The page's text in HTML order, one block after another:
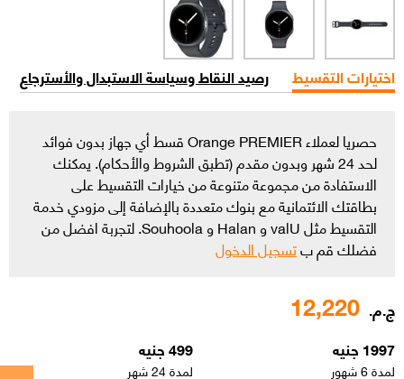
اختيارات التقسيط رصيد النقاط وسياسة الاستبدال والأسترجاع
حصريا لعملاء Orange PREMIER قسط أي جهاز بدون فوائد
لحد 24 شهر وبدون مقدم (تطبق الشروط والأحكام). يمكنك
الاستفادة من مجموعة متنوعة من خيارات التقسيط على
بطاقتك الائتمانية مع بنوك متعددة بالإضافة إلى مزودي خدمة
التقسيط مثل valU و Halan و Souhoola. لتجربة افضل من
فضلك قم بتسجيل الدخول
ج.م. 12,220
1997 جنيه
لمدة 6 شهور
499 جنيه
لمدة 24 شهر